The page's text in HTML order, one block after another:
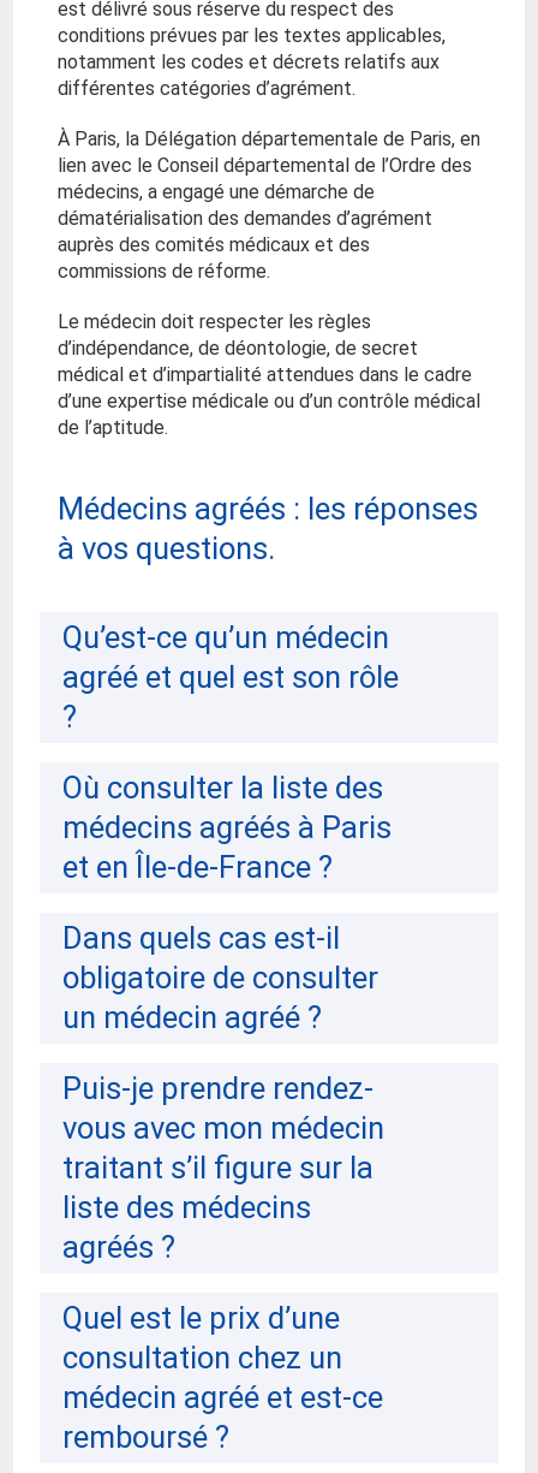
est délivré sous réserve du respect des
conditions prévues par les textes applicables,
notamment les codes et décrets relatifs aux
différentes catégories d’agrément.
À Paris, la Délégation départementale de Paris, en
lien avec le Conseil départemental de l’Ordre des
médecins, a engagé une démarche de
dématérialisation des demandes d’agrément
auprès des comités médicaux et des
commissions de réforme.
Le médecin doit respecter les règles
d’indépendance, de déontologie, de secret
médical et d’impartialité attendues dans le cadre
d’une expertise médicale ou d’un contrôle médical
de l’aptitude.
Médecins agréés : les réponses
à vos questions.
Qu’est-ce qu’un médecin
agréé et quel est son rôle
?
Où consulter la liste des
médecins agréés à Paris
et en Île-de-France ?
Dans quels cas est-il
obligatoire de consulter
un médecin agréé ?
Puis-je prendre rendez-
vous avec mon médecin
traitant s’il figure sur la
liste des médecins
agréés ?
Quel est le prix d’une
consultation chez un
médecin agréé et est-ce
remboursé ?